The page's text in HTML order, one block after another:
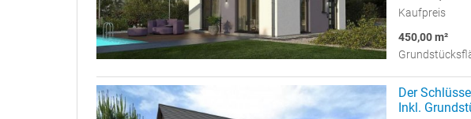
Kaufpreis
450,00 m²
Der
Inkl.